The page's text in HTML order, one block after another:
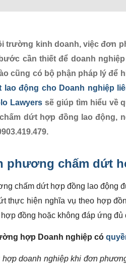
trường kinh doanh, việc đơn
cần thiết để doanh
cũng có bộ phận pháp lý để
lao động cho Doanh nghiệp
Lawyers sẽ giúp tìm hiểu về
dứt hợp đồng lao động,
phương chấm dứt
chấm dứt hợp đồng lao động
thực hiện nghĩa vụ theo hợp
đồng hoặc không đáp ứng
hợp Doanh nghiệp có
hợp doanh nghiệp khi đơn